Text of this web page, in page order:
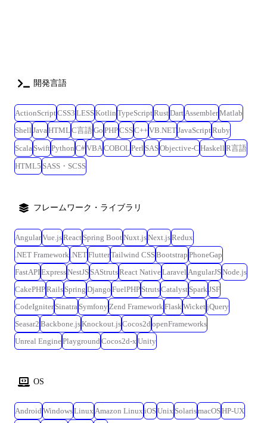
開発言語
ActionScriptCSS3 LESSKotlin TypeScriptRustDartAssemblerMatlab
Shell JavaHTML C言語Go PHPCSSC++VB.NETJavaScriptRuby
Scala SwiftPython C#VBACOBOL Perl SASObjective-C Haskell R言語
HTML5 SASS・SCSS
フレームワーク・ライブラリ
AngularVue.jsReact Spring BootNuxt.jsNext.jsRedux
.NET Framework .NETFlutterTailwind CSSBootstrap PhoneGap
FastAPIExpressNestJS SAStrutsReact NativeLaravel AngularJSNode.js
CakePHPRails Spring Django FuelPHP StrutsCatalyst SparkJSF
CodeIgniter Sinatra SymfonyZend FrameworkFlaskWicketjQuery
Seasar2 Backbone.jsKnockout.jsCocos2d openFrameworks
Unreal EnginePlayground Cocos2d-x Unity
OS
Android WindowsLinux Amazon Linux iOSUnix SolarismacOSHP-UX